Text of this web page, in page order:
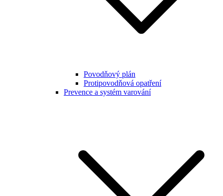
Povodňový plán
Protipovodňová opatření
Prevence a systém varování